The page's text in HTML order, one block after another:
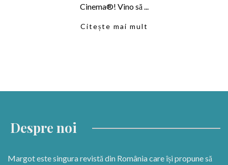
Cinema®! Vino să ...
Citește mai mult
Despre noi
Margot este singura revistă din România care își propune să